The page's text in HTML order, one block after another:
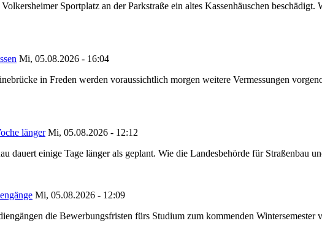
Sportplatz an der Parkstraße ein altes Kassenhäuschen
Mi, 05.08.2026 - 16:04
in Freden werden voraussichtlich morgen weitere Vermessungen
länger Mi, 05.08.2026 - 12:12
dauert einige Tage länger als geplant. Wie die Landesbehörde für Straßenbau
Mi, 05.08.2026 - 12:09
die Bewerbungsfristen fürs Studium zum kommenden